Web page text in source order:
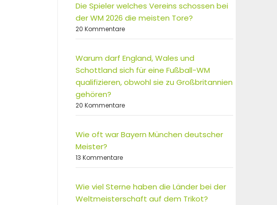
Die Spieler welches Vereins schossen bei
der WM 2026 die meisten Tore?
20 Kommentare
Warum darf England, Wales und
Schottland sich für eine Fußball-WM
qualifizieren, obwohl sie zu Großbritannien
gehören?
20 Kommentare
Wie oft war Bayern München deutscher
Meister?
13 Kommentare
Wie viel Sterne haben die Länder bei der
Weltmeisterschaft auf dem Trikot?